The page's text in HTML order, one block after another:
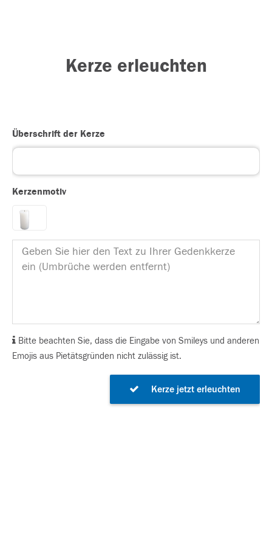
Kerze erleuchten
Überschrift der Kerze
Kerzenmotiv
Bitte beachten Sie, dass die Eingabe von Smileys und anderen
Emojis aus Pietätsgründen nicht zulässig ist.
Kerze jetzt erleuchten